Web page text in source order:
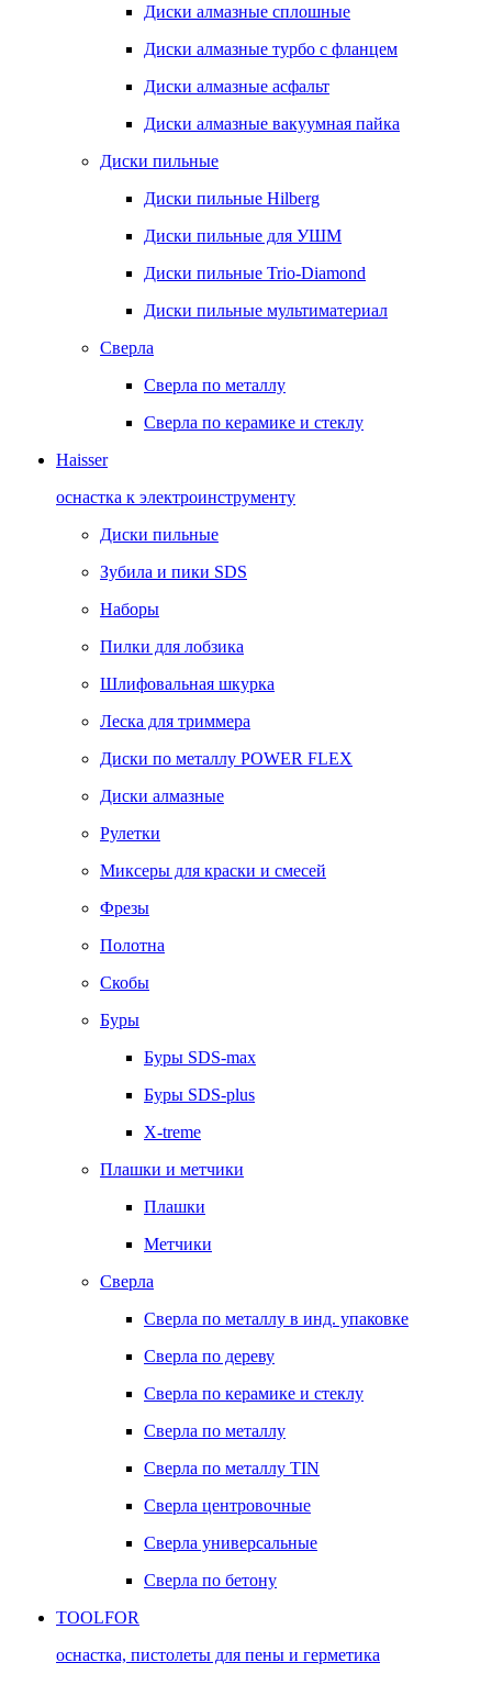
Диски алмазные сплошные
Диски алмазные турбо с фланцем
Диски алмазные асфальт
Диски алмазные вакуумная пайка
Диски пильные
Диски пильные Hilberg
Диски пильные для УШМ
Диски пильные Trio-Diamond
Диски пильные мультиматериал
Сверла
Сверла по металлу
Сверла по керамике и стеклу
Haisser
оснастка к электроинструменту
Диски пильные
Зубила и пики SDS
Наборы
Пилки для лобзика
Шлифовальная шкурка
Леска для триммера
Диски по металлу POWER FLEX
Диски алмазные
Рулетки
Миксеры для краски и смесей
Фрезы
Полотна
Скобы
Буры
Буры SDS-max
Буры SDS-plus
X-treme
Плашки и метчики
Плашки
Метчики
Сверла
Сверла по металлу в инд. упаковке
Сверла по дереву
Сверла по керамике и стеклу
Сверла по металлу
Сверла по металлу TIN
Сверла центровочные
Сверла универсальные
Сверла по бетону
TOOLFOR
оснастка, пистолеты для пены и герметика